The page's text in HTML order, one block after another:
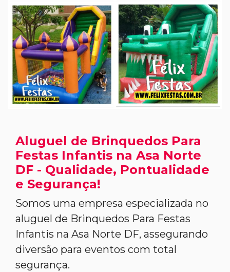
Aluguel de Brinquedos Para
Festas Infantis na Asa Norte
DF - Qualidade, Pontualidade
e Segurança!
Somos uma empresa especializada no
aluguel de Brinquedos Para Festas
Infantis na Asa Norte DF, assegurando
diversão para eventos com total
segurança.